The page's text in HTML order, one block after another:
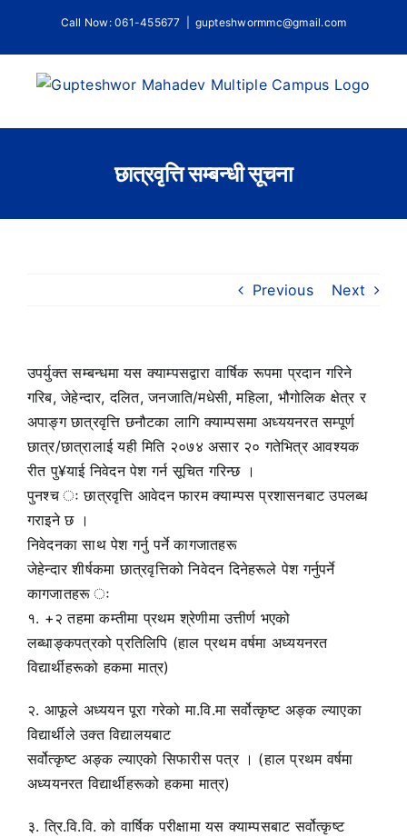
content
Call Now: 061-455677 gupteshwormmc@gmail.com
छात्रवृत्ति सम्बन्धी सूचना
Previous Next
उपर्युक्त सम्बन्धमा यस क्याम्पसद्वारा वार्षिक रूपमा प्रदान गरिने
गरिब, जेहेन्दार, दलित, जनजाति/मधेसी, महिला, भौगोलिक क्षेत्र र
अपाङ्ग छात्रवृत्ति छनौटका लागि क्याम्पसमा अध्ययनरत सम्पूर्ण
छात्र/छात्रालाई यही मिति २०७४ असार २० गतेभित्र आवश्यक
रीत पु¥याई निवेदन पेश गर्न सूचित गरिन्छ ।
पुनश्च ः छात्रवृत्ति आवेदन फारम क्याम्पस प्रशासनबाट उपलब्ध
गराइने छ ।
निवेदनका साथ पेश गर्नु पर्ने कागजातहरू
जेहेन्दार शीर्षकमा छात्रवृत्तिको निवेदन दिनेहरूले पेश गर्नुपर्ने
कागजातहरू ः
१. +२ तहमा कम्तीमा प्रथम श्रेणीमा उत्तीर्ण भएको
लब्धाङ्कपत्रको प्रतिलिपि (हाल प्रथम वर्षमा अध्ययनरत
विद्यार्थीहरूको हकमा मात्र)
२. आफूले अध्ययन पूरा गरेको मा.वि.मा सर्वोत्कृष्ट अङ्क ल्याएका
विद्यार्थीले उक्त विद्यालयबाट
सर्वोत्कृष्ट अङ्क ल्याएको सिफारीस पत्र । (हाल प्रथम वर्षमा
अध्ययनरत विद्यार्थीहरूको हकमा मात्र)
३. त्रि.वि.वि. को वार्षिक परीक्षामा यस क्याम्पसबाट सर्वोत्कृष्ट